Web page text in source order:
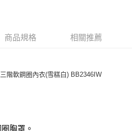
商品規格 相關推薦
階軟鋼圈內衣(雪糕白) BB2346IW
胸罩。